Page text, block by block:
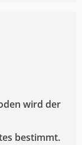
wird der
bestimmt.